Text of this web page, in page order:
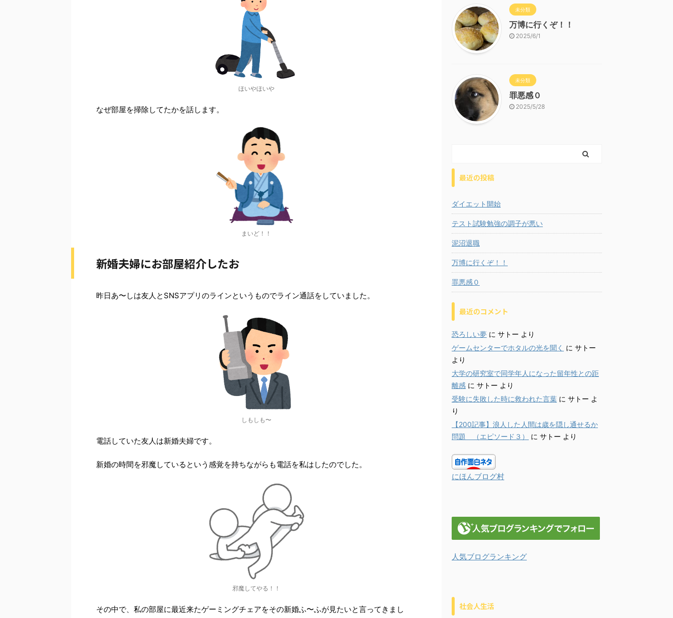
ほいやほいや
なぜ部屋を掃除してたかを話します。
まいど！！
新婚夫婦にお部屋紹介したお
昨日あ〜しは友人とSNSアプリのラインというものでライン通話をしていました。
しもしも〜
電話していた友人は新婚夫婦です。
新婚の時間を邪魔しているという感覚を持ちながらも電話を私はしたのでした。
邪魔してやる！！
その中で、私の部屋に最近来たゲーミングチェアをその新婚ふ〜ふが見たいと言ってきまし
未分類
万博に行くぞ！！
2025/6/1
未分類
罪悪感０
2025/5/28
最近の投稿
ダイエット開始
テスト試験勉強の調子が悪い
泥沼退職
万博に行くぞ！！
罪悪感０
最近のコメント
恐ろしい夢 に サトー より
ゲームセンターでホタルの光を聞く に サトー
より
大学の研究室で同学年人になった留年性との距
離感 に サトー より
受験に失敗した時に救われた言葉 に サトー よ
り
【200記事】浪人した人間は歳を隠し通せるか
問題 （エピソード３）
に サトー より
にほんブログ村
人気ブログランキング
社会人生活